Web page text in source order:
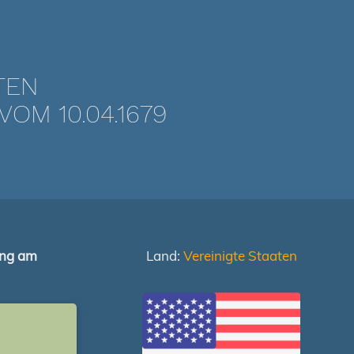
10.04.1679
am
Land: Vereinigte Staaten